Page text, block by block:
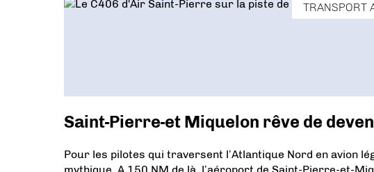
TRANSPORT
Saint-Pierre-et Miquelon rêve de
Pour les pilotes qui traversent l’Atlantique Nord en avion